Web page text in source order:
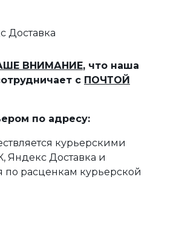
Доставка
ВНИМАНИЕ, что наша
с ПОЧТОЙ
по адресу:
курьерскими
Яндекс Доставка и
по расценкам курьерской